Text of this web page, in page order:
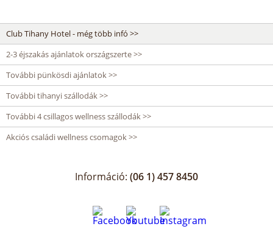
Club Tihany Hotel - még több infó >>
2-3 éjszakás ajánlatok országszerte >>
További pünkösdi ajánlatok >>
További tihanyi szállodák >>
További 4 csillagos wellness szállodák >>
Akciós családi wellness csomagok >>
Információ: (06 1) 457 8450